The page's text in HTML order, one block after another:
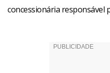
concessionária responsável